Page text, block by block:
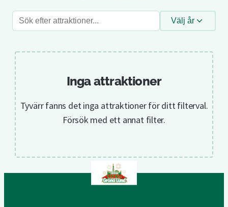
Sök
efter
Välj år
Inga attraktioner
Tyvärr fanns det inga attraktioner för ditt filterval.
Försök med ett annat filter.